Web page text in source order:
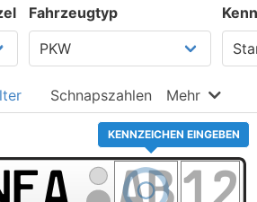
Fahrzeugtyp
Schnapszahlen Mehr
KENNZEICHEN EINGEBEN